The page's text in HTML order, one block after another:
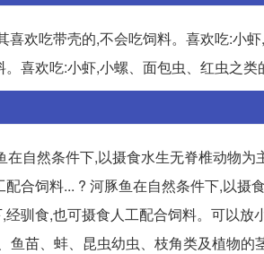
喜欢吃带壳的,不会吃饲料。喜欢吃:小
喜欢吃:小虾,小螺、面包虫、红虫之类
自然条件下,以摄食水生无脊椎动物
合饲料... ? 河豚鱼在自然条件下,以
驯食,也可摄食人工配合饲料。可以
苗、蚌、昆虫幼虫、枝角类及植物的